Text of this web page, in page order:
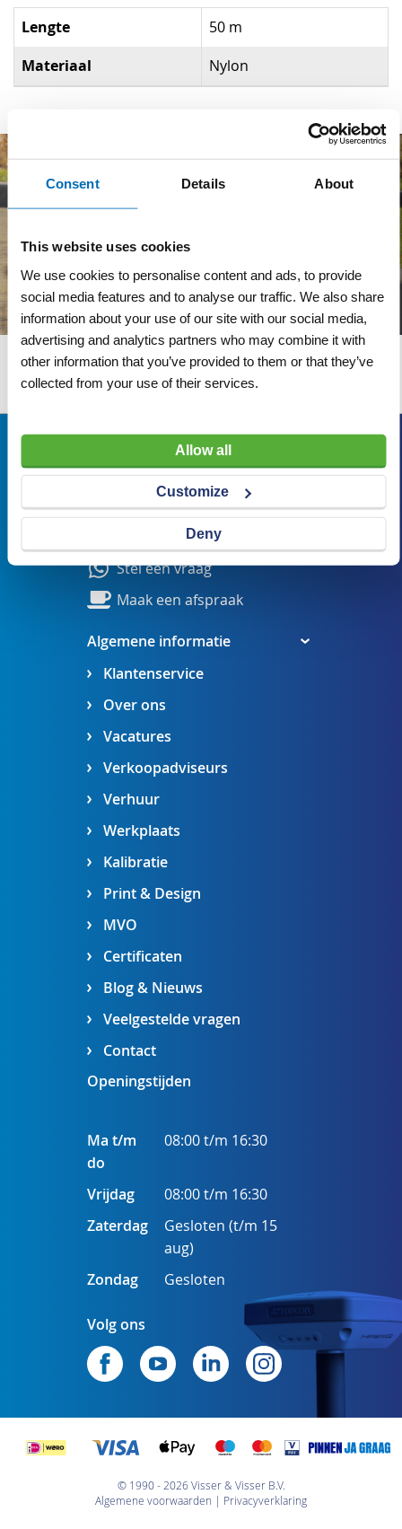
Consent Details About
This website uses cookies
We use cookies to personalise content and ads, to provide
social media features and to analyse our traffic. We also share
information about your use of our site with our social media,
advertising and analytics partners who may combine it with
other information that you’ve provided to them or that they’ve
collected from your use of their services.
Allow all
Customize
Deny
Specificaties
Lengte 50 m
Materiaal Nylon
Wij adviseren u graag
Algemene informatie
Klantenservice
Over ons
Vacatures
Verkoopadviseurs
Verhuur
Werkplaats
Kalibratie
Print & Design
MVO
Certificaten
Blog & Nieuws
Veelgestelde vragen
Contact
Veldsteen 25, 4815 PK Breda
verkoop@visserbreda.nl
076 541 5073
Stel een vraag
Maak een afspraak
Openingstijden
Ma t/m
do
08:00 t/m 16:30
Vrijdag
08:00 t/m 16:30
Zaterdag
Gesloten (t/m 15
aug)
Zondag
Gesloten
Volg ons
© 1990 - 2026 Visser & Visser B.V.
Algemene voorwaarden
Privacyverklaring